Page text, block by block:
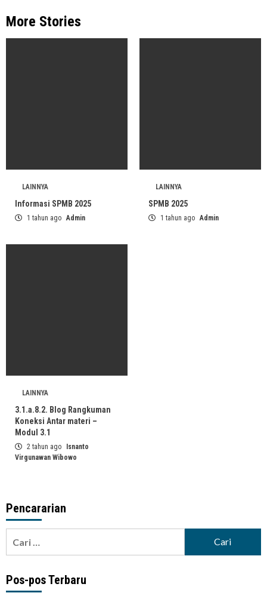
More Stories
LAINNYA
Informasi SPMB 2025
1 tahun ago Admin
LAINNYA
SPMB 2025
1 tahun ago Admin
LAINNYA
3.1.a.8.2. Blog Rangkuman
Koneksi Antar materi –
Modul 3.1
2 tahun ago
Isnanto
Virgunawan Wibowo
Pencararian
untuk:
Pos-pos Terbaru